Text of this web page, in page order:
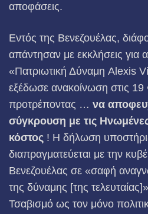
αποφάσεις.
Εντός της Βενεζουέλας,
απάντησαν με εκκλήσεις για
«Πατριωτική Δύναμη Alexis
εξέδωσε ανακοίνωση στις
προτρέποντας … να
σύγκρουση με τις
κόστος ! Η δήλωση
διαπραγματεύεται με την
Βενεζουέλας σε «σαφή
της δύναμης [της
Τσαβισμό ως τον μόνο